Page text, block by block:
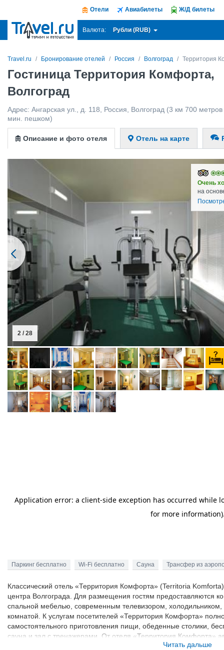
Отели Авиабилеты Ж/Д билеты
Валюта: Рубли (RUB)
Travel.ru Бронирование отелей Россия Волгоград Территория
Гостиница Территория Комфорта,
Волгоград
Адрес: Ангарская ул., д. 118 Россия Волгоград (3 км 700
мин. пешком)
Описание и фото отеля Отель на карте
Очень
на
2 / 28
Паркинг бесплатно Wi-Fi бесплатно Сауна Трансфер из
Классический отель «Территория Комфорта» (Territoria Komforta)
центра Волгограда. Для размещения гостям предоставляются
спальной мебелью, современным телевизором,
комнатой. К услугам посетителей «Территория Комфорта»
самостоятельного приготовления пищи, обеденные столики,
сауна и зал с тренажерами. От отеля «Территория Комфорта»
вокзала «Волгоград-1» (4 км) и международного аэропорта
Читать дальше